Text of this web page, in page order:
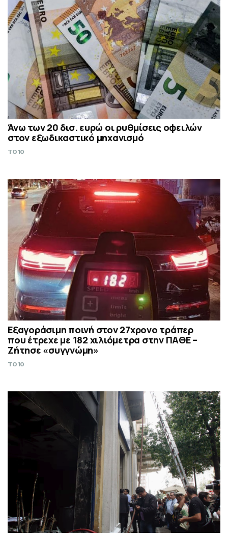
Άνω των 20 δισ. ευρώ οι ρυθμίσεις οφειλών
στον εξωδικαστικό μηχανισμό
TO10
Εξαγοράσιμη ποινή στον 27χρονο τράπερ
που έτρεχε με 182 χιλιόμετρα στην ΠΑΘΕ –
Ζήτησε «συγγνώμη»
TO10